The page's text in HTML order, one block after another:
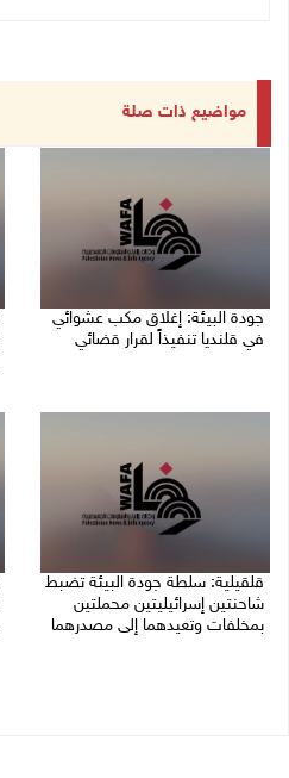
مواضيع ذات صلة
جودة البيئة: إغلاق مكب عشوائي
في قلنديا تنفيذاً لقرار قضائي
قلقيلية: سلطة جودة البيئة تضبط
شاحنتين إسرائيليتين محملتين
بمخلفات وتعيدهما إلى مصدرهما